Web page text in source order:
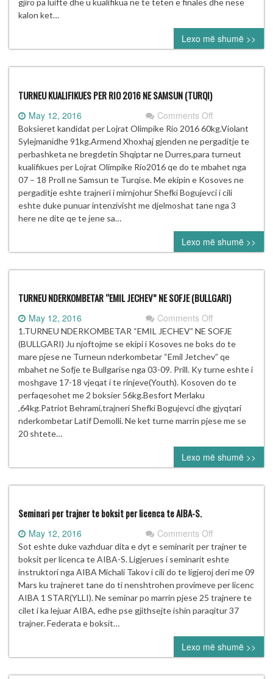
gjiro pa luifte dhe u kualifikua ne te teten e finales dhe nese
kalon ket…
Lexo më shumë >>
TURNEU KUALIFIKUES PER RIO 2016 NE SAMSUN (TURQI)
May 12, 2016 Comments Offon
TURNEU
KUALIFIKUES
PER
RIO
2016
NE
SAMSUN
Boksieret kandidat per Lojrat Olimpike Rio 2016 60kg.Violant
Sylejmanidhe 91kg.Armend Xhoxhaj gjenden ne pergaditje te
perbashketa ne bregdetin Shqiptar ne Durres,para turneut
kualifikues per Lojrat Olimpike Rio2016 qe do te mbahet nga
07 – 18 Proll ne Samsun te Turqise. Me ekipin e Kosoves ne
pergaditje eshte trajneri i mirnjohur Shefki Bogujevci i cili
eshte duke punuar intenzivisht me djelmoshat tane nga 3
here ne dite qe te jene sa…
Lexo më shumë >>
TURNEU NDERKOMBETAR “EMIL JECHEV” NE SOFJE (BULLGARI)
May 12, 2016 Comments Offon
TURNEU
“EMIL
JECHEV”
NE
(BULLGARI)
1.TURNEU NDERKOMBETAR “EMIL JECHEV” NE SOFJE
(BULLGARI) Ju njoftojme se ekipi i Kosoves ne boks do te
mare pjese ne Turneun nderkombetar “Emil Jetchev” qe
mbahet ne Sofje te Bullgarise nga 03-09. Prill. Ky turne eshte i
moshgave 17-18 vjeqat i te rinjeve(Youth). Kosoven do te
perfaqesohet me 2 boksier 56kg.Besfort Merlaku
,64kg.Patriot Behrami,trajneri Shefki Bogujevci dhe gjyqtari
nderkombetar Latif Demolli. Ne ket turne marrin pjese me se
20 shtete…
Lexo më shumë >>
Seminari per trajner te boksit per licenca te AIBA-S.
May 12, 2016 Comments Offon
Seminari
per
trajner
te
boksit
per
te
AIBA-
S.
Sot eshte duke vazhduar dita e dyt e seminarit per trajner te
boksit per licenca te AIBA-S. Ligjerues i seminarit eshte
instruktori nga AIBA Michali Takov i cili do te ligjeroj deri me 09
Mars ku trajneret tane do ti nenshtrohen provimeve per licenc
AIBA 1 STAR(YLLI). Ne seminar po marrin pjese 25 trajnere te
cilet i ka lejuar AIBA, edhe pse gjithsejte ishin paraqitur 37
trajner. Federata e boksit…
Lexo më shumë >>